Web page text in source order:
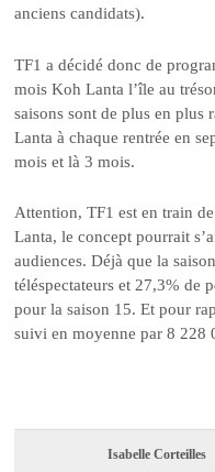
anciens candidats).
TF1 a décidé donc de
mois Koh Lanta l’île au
saisons sont de plus en plus
Lanta à chaque rentrée en
mois et là 3 mois.
Attention, TF1 est en train
Lanta, le concept pourrait
audiences. Déjà que la
téléspectateurs et 27,3% de
pour la saison 15. Et pour
suivi en moyenne par 8
Isabelle Corteilles